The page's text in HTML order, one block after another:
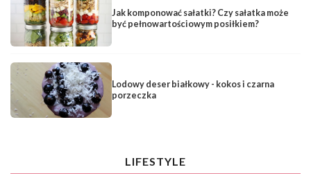
Jak komponować sałatki? Czy sałatka może
być pełnowartościowym posiłkiem?
Lodowy deser białkowy - kokos i czarna
porzeczka
LIFESTYLE